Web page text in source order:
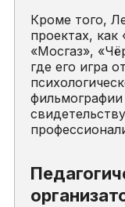
Кроме того,
проектах,
«Мосгаз»,
где его игра
фильмографии